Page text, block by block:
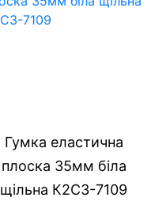
Гумка еластична
плоска 35мм біла
щільна К2С3-7109